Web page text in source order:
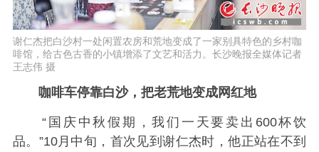
谢仁杰把白沙村一处闲置农房和荒地变成了一家别具特色的乡村咖
啡馆，给古色古香的小镇增添了文艺和活力。长沙晚报全媒体记者
王志伟 摄
咖啡车停靠白沙，把老荒地变成网红地
“国庆中秋假期，我们一天要卖出600杯饮
品。”10月中旬，首次见到谢仁杰时，他正站在不到